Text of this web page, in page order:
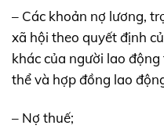
– Các khoản nợ lương,
xã hội theo quyết định
khác của người lao
thể và hợp đồng lao
– Nợ thuế;